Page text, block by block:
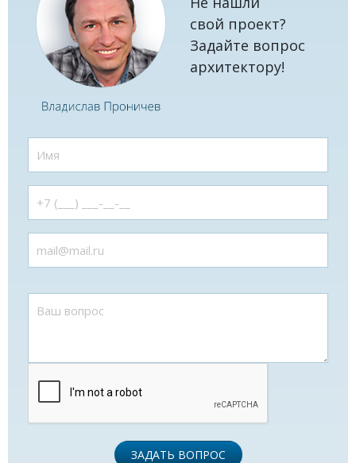
свой проект?
Задайте вопрос
архитектору!
ЗАДАТЬ ВОПРОС